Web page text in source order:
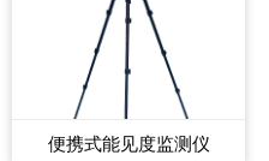
便携式能见度监测仪